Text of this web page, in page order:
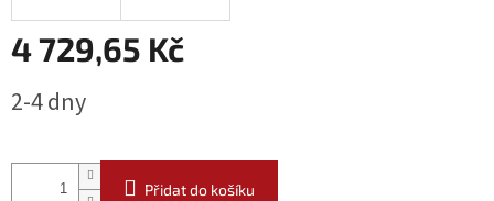
4 729,65 Kč
cena:
2-4 dny
Přidat do košíku